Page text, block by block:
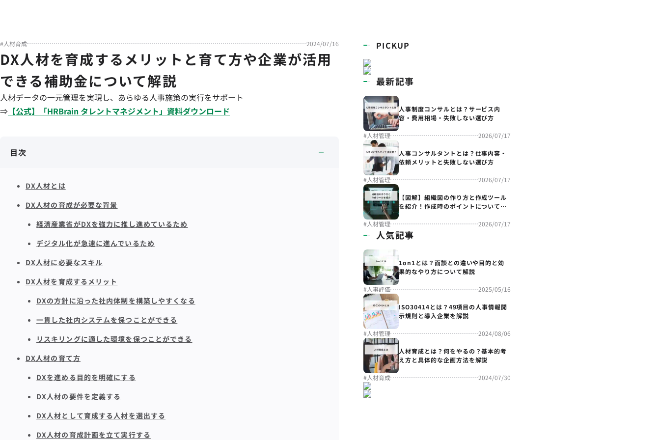
#人材育成 2024/07/16
DX人材を育成するメリットと育て方や企業が活用
できる補助金について解説
人材データの一元管理を実現し、あらゆる人事施策の実行をサポート
⇒ 【公式】「HRBrain タレントマネジメント」資料ダウンロード
目次
DX人材とは
DX人材の育成が必要な背景
経済産業省がDXを強力に推し進めているため
デジタル化が急速に進んでいるため
DX人材に必要なスキル
DX人材を育成するメリット
DXの方針に沿った社内体制を構築しやすくなる
一貫した社内システムを保つことができる
リスキリングに適した環境を保つことができる
DX人材の育て方
DXを進める目的を明確にする
DX人材の要件を定義する
DX人材として育成する人材を選出する
DX人材の育成計画を立て実行する
PICKUP
最新記事
人事制度コンサルとは？サービス内
容・費用相場・失敗しない選び方
#人材管理 2026/07/17
人事コンサルタントとは？仕事内容・
依頼メリットと失敗しない選び方
#人材管理 2026/07/17
【図解】組織図の作り方と作成ツール
を紹介！作成時のポイントについても
#人材管理 2026/07/17
人気記事
1on1とは？面談との違いや目的と効
果的なやり方について解説
#人事評価 2025/05/16
ISO30414とは？49項目の人事情報開
示規則と導入企業を解説
#人材管理 2024/08/06
人材育成とは？何をやるの？基本的考
え方と具体的な企画方法を解説
#人材育成 2024/07/30